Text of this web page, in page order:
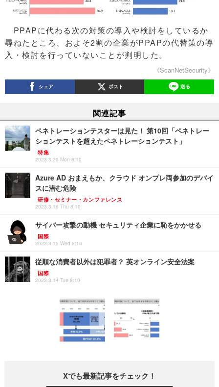
PPAPに代わる次の対策の導入や検討をしているか
尋ねたところ、およそ2割の企業がPPAPの代替策の導
入・検討を行っていないことが判明した。
《ScanNetSecurity》
シェア ポスト 送る
関連記事
ペネトレーションテスターは見た！ 第10回「ペネトレー
ションテストを超えたペネトレーションテスト」
特集
2023.3.20 Mon 8:10
Azure AD おまえもか、クラウド オンプレ両参加のデバイ
スに潜む危険
研修・セミナー・カンファレンス
2023.3.16 Thu 8:10
サイバー攻撃の動機 セキュリティ企業に恥をかかせる
国際
2023.3.15 Wed 8:10
従順な消費者以外は犯罪者？ 英オンライン安全法案
国際
2023.3.14 Tue 8:10
Xでも最新記事をチェック！